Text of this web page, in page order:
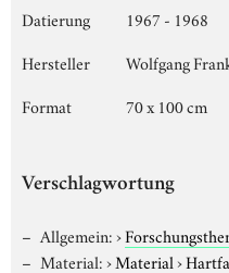
Datierung
1967 - 1968
Hersteller
Wolfgang
Format
70 x 100 cm
Verschlagwortung
Allgemein:›
Material:›Material›